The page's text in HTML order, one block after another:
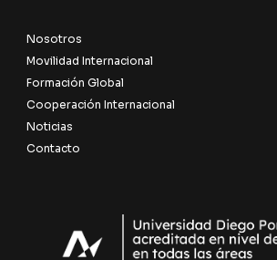
Nosotros
Movilidad Internacional
Formación Global
Cooperación Internacional
Noticias
Contacto